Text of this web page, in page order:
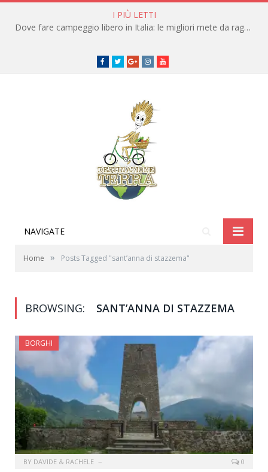
I PIÙ LETTI
Dove fare campeggio libero in Italia: le migliori mete da raggiungere in traghetto
Facebook
TwitterGoogle+instagramyoutube
NAVIGATE
Home » Posts Tagged "sant’anna di stazzema"
BROWSING: SANT’ANNA DI STAZZEMA
BORGHI
BY DAVIDE & RACHELE 0